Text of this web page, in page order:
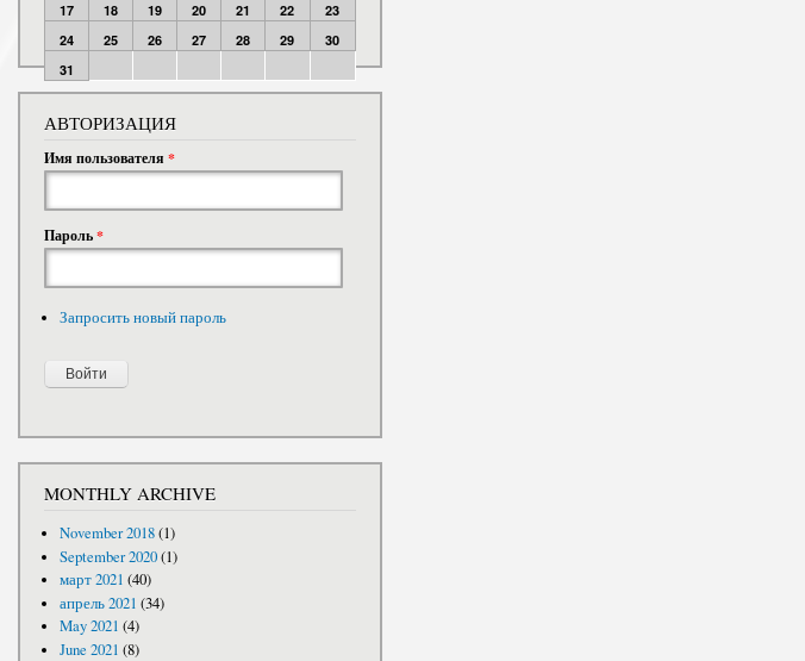
17
18 19 20 21 22
23
24
25 26 27 28 29
30
31
АВТОРИЗАЦИЯ
Имя пользователя *
Пароль*
Запросить новый пароль
MONTHLY ARCHIVE
November 2018(1)
September 2020(1)
март 2021 (40)
апрель 2021 (34)
May 2021 (4)
June 2021 (8)